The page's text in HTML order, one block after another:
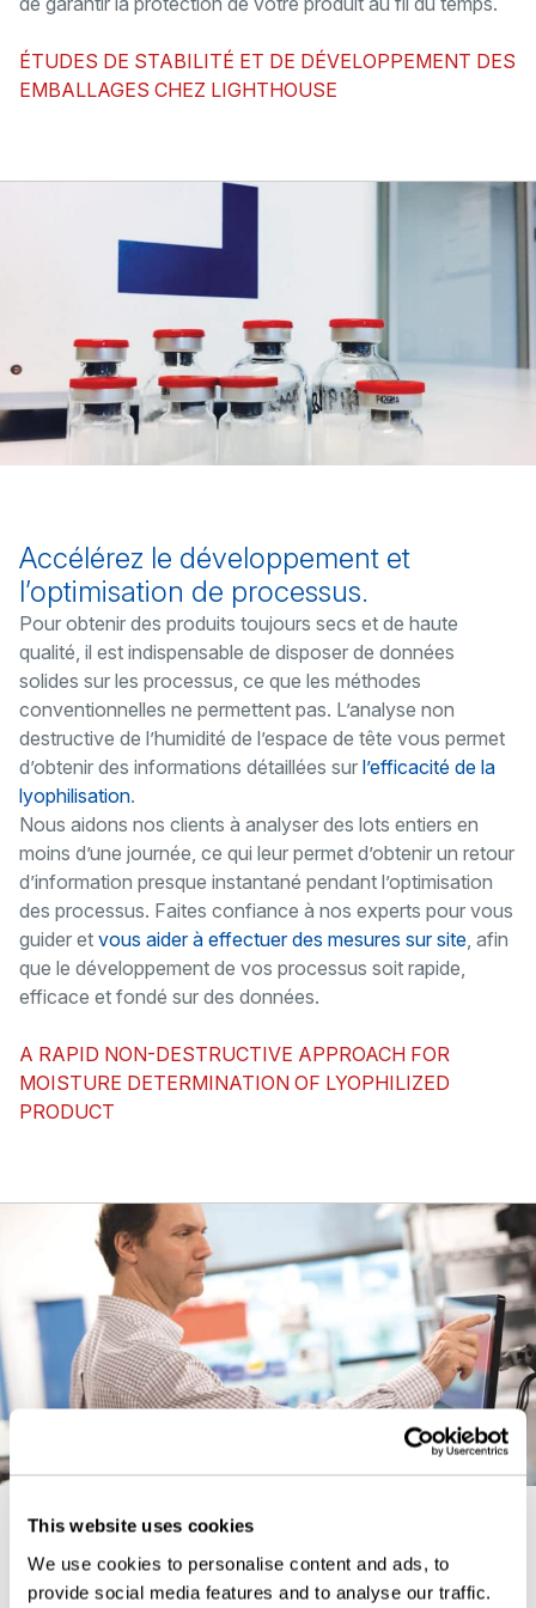
This website uses cookies
We use cookies to personalise content and ads, to
provide social media features and to analyse our traffic.
ÉTUDES DE STABILITÉ ET DE DÉVELOPPEMENT DES
EMBALLAGES CHEZ LIGHTHOUSE
Accélérez le développement et
l’optimisation de processus.
Pour obtenir des produits toujours secs et de haute
qualité, il est indispensable de disposer de données
solides sur les processus, ce que les méthodes
conventionnelles ne permettent pas. L’analyse non
destructive de l’humidité de l’espace de tête vous permet
d’obtenir des informations détaillées sur l’efficacité de la
lyophilisation.
Nous aidons nos clients à analyser des lots entiers en
moins d’une journée, ce qui leur permet d’obtenir un retour
d’information presque instantané pendant l’optimisation
des processus. Faites confiance à nos experts pour vous
guider et vous aider à effectuer des mesures sur site , afin
que le développement de vos processus soit rapide,
efficace et fondé sur des données.
A RAPID NON-DESTRUCTIVE APPROACH FOR
MOISTURE DETERMINATION OF LYOPHILIZED
PRODUCT
Veillez à ce qu’aucun produit non